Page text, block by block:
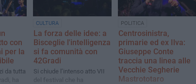
con
per la
da tutta
ha
CULTURA
La forza delle idee: a
Bisceglie l'intelligenza
si fa comunità con
42Gradi
Si chiude l’intenso atto VII
del festival che ha
POLITICA
Centrosinistra,
primarie ed ex Ilva:
Giuseppe Conte
traccia una linea alle
Vecchie Segherie
Mastrototaro